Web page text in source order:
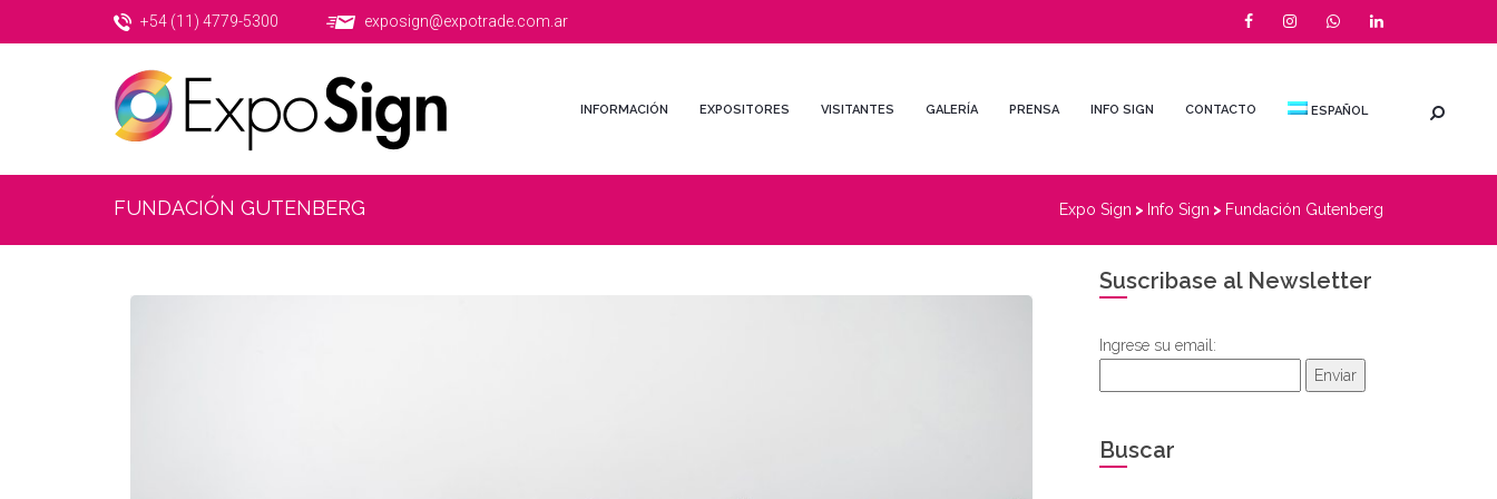
+54 (11) 4779-5300 exposign@expotrade.com.ar
INFORMACIÓN EXPOSITORES VISITANTES GALERÍA PRENSA INFO SIGN CONTACTO ESPAÑOL
FUNDACIÓN GUTENBERG Expo Sign > Info Sign > Fundación Gutenberg
Suscribase al Newsletter
Ingrese su email:
Enviar
Buscar